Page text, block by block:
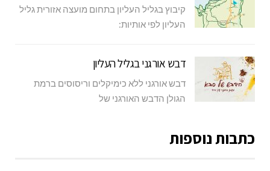
קיבוץ בגליל העליון בתחום מועצה אזורית גליל
העליון לפי אותיות:
דבש אורגני בגליל העליון
דבש אורגני ללא כימיקלים וריסוסים ברמת
הגולן הדבש האורגני של
כתבות נוספות